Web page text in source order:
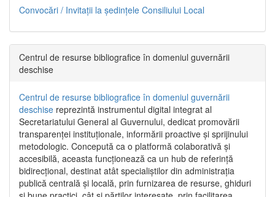
Convocări / Invitaţii la şedinţele Consiliului Local
Centrul de resurse bibliografice în domeniul guvernării
deschise
Centrul de resurse bibliografice în domeniul guvernării
deschise reprezintă instrumentul digital integrat al
Secretariatului General al Guvernului, dedicat promovării
transparenței instituționale, informării proactive și sprijinului
metodologic. Concepută ca o platformă colaborativă și
accesibilă, aceasta funcționează ca un hub de referință
bidirecțional, destinat atât specialiștilor din administrația
publică centrală și locală, prin furnizarea de resurse, ghiduri